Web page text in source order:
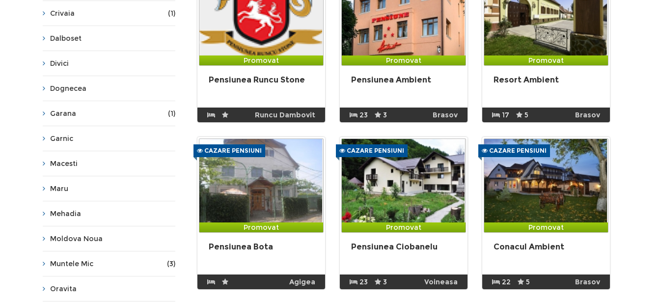
Crivaia (1)
Dalboset
Divici
Dognecea
Garana (1)
Garnic
Macesti
Maru
Mehadia
Moldova Noua
Muntele Mic (3)
Oravita
Promovat
Pensiunea Runcu Stone
Runcu Dambovit
Promovat
Pensiunea Ambient
23 3 Brasov
Promovat
Resort Ambient
17 5 Brasov
CAZARE PENSIUNI
Promovat
Pensiunea Bota
Agigea
CAZARE PENSIUNI
Promovat
Pensiunea Ciobanelu
23 3 Voineasa
CAZARE PENSIUNI
Promovat
Conacul Ambient
22 5 Brasov